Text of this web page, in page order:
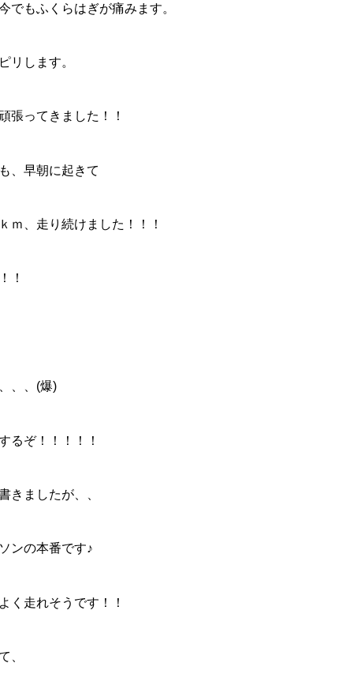
でもふくらはぎが痛みます。
リします。
張ってきました！！
、早朝に起きて
ｍ、走り続けました！！！
！
、、(爆)
るぞ！！！！！
きましたが、、
ンの本番です♪
く走れそうです！！
、